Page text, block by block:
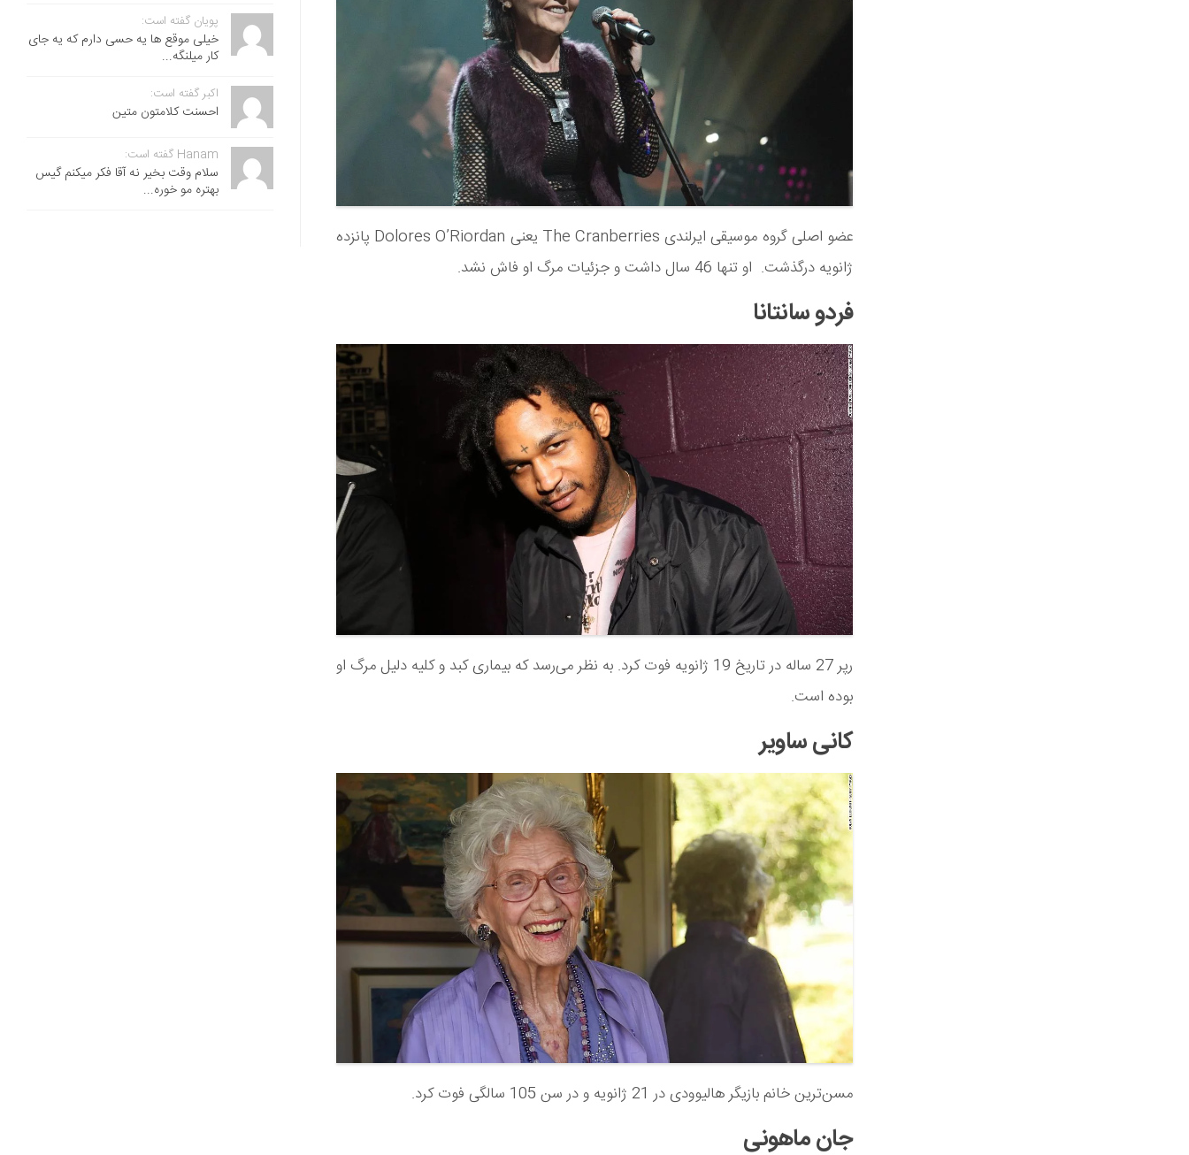
عضو اصلی گروه موسیقی ایرلندی The Cranberries یعنی Dolores O’Riordan پانزده
ژانویه درگذشت. او تنها 46 سال داشت و جزئیات مرگ او فاش نشد.
فردو سانتانا
رپر 27 ساله در تاریخ 19 ژانویه فوت کرد. به نظر می‌رسد که بیماری کبد و کلیه دلیل مرگ او
بوده است.
کانی ساویر
مسن‌ترین خانم بازیگر هالیوودی در 21 ژانویه و در سن 105 سالگی فوت کرد.
جان ماهونی
پویان گفته است:
خیلی موقع ها یه حسی دارم که یه جای
کار میلنگه...
اکبر گفته است:
احسنت ‌کلامتون متین
Hanam گفته است:
سلام وقت بخیر نه آقا فکر میکنم گیس
بهتره مو خوره...